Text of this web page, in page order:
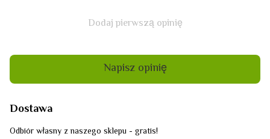
Dodaj pierwszą opinię
Napisz opinię
Dostawa
Odbiór własny z naszego sklepu - gratis!